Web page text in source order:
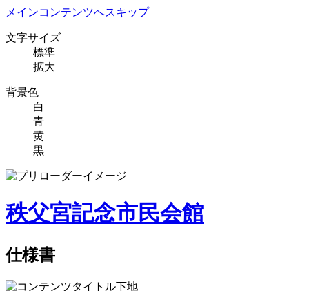
メインコンテンツへスキップ
文字サイズ
標準
拡大
背景色
白
青
黄
黒
秩父宮記念市民会館
仕様書